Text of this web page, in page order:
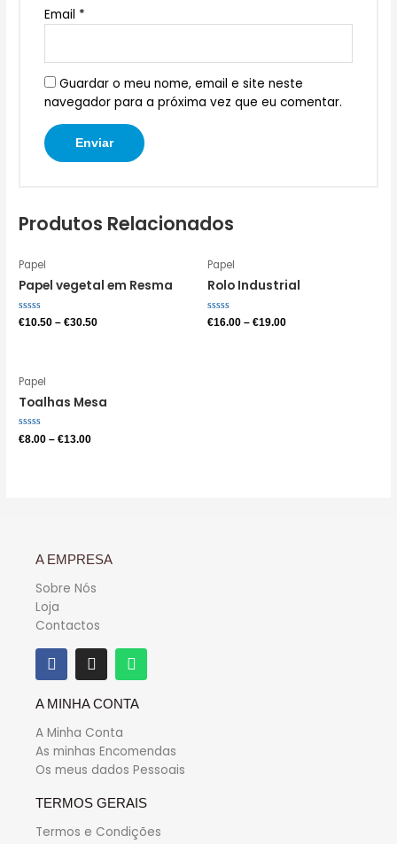
Email *
Guardar o meu nome, email e site neste
navegador para a próxima vez que eu comentar.
Produtos Relacionados
Papel
Papel vegetal em Resma
Avaliação
€10.50 –€30.50
Papel
Rolo Industrial
Avaliação
€16.00 – €19.00
Papel
Toalhas Mesa
Avaliação
0
€8.00 –€13.00
A EMPRESA
Sobre Nós
Loja
Contactos
A MINHA CONTA
A Minha Conta
As minhas Encomendas
Os meus dados Pessoais
TERMOS GERAIS
Termos e Condições